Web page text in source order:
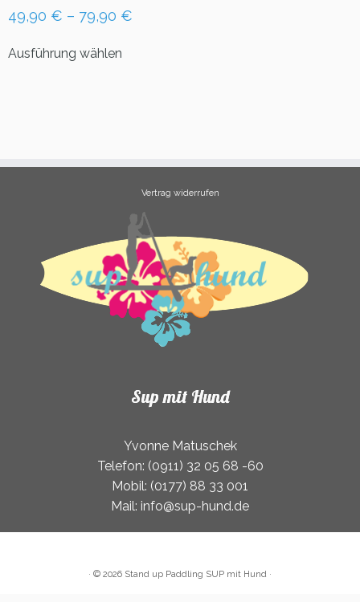
49,90 € – 79,90 €
Ausführung wählen
Optionen
der
Produktseite
gewählt
werden
Vertrag widerrufen
Sup mit Hund
Yvonne Matuschek
Telefon: (0911) 32 05 68 -60
Mobil: (0177) 88 33 001
Mail: info@sup-hund.de
· © 2026 Stand up Paddling SUP mit Hund ·